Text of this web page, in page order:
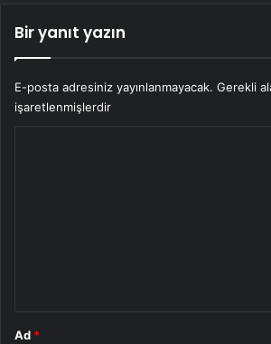
Bir yanıt yazın
E-posta adresiniz yayınlanmayacak. Gerekli
işaretlenmişlerdir
Ad *